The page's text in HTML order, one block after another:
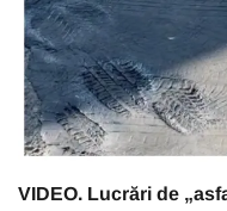
VIDEO. Lucrări de